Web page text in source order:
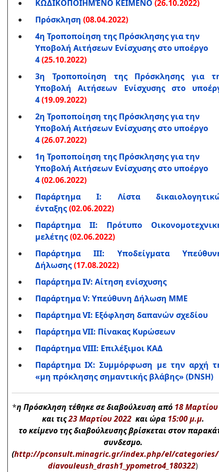
ΚΩΔΙΚΟΠΟΙΗΜΈΝΟ ΚΕΙΜΕΝΟ (26.10.2022)
Πρόσκληση (08.04.2022)
4η Τροποποίηση της Πρόσκλησης για την
Υποβολή Αιτήσεων Ενίσχυσης στο υποέργο
4(25.10.2022)
3η Τροποποίηση της Πρόσκλησης για
Υποβολή Αιτήσεων Ενίσχυσης στο
4(19.09.2022)
2η Τροποποίηση της Πρόσκλησης για την
Υποβολή Αιτήσεων Ενίσχυσης στο υποέργο
4(26.07.2022)
1η Τροποποίηση της Πρόσκλησης για την
Υποβολή Αιτήσεων Ενίσχυσης στο υποέργο
4(02.06.2022)
Παράρτημα Ι: Λίστα
ένταξης(02.06.2022)
Παράρτημα ΙΙ: Πρότυπο
μελέτης(02.06.2022)
Παράρτημα III: Υποδείγματα
Δήλωσης(17.08.2022)
Παράρτημα IV: Αίτηση ενίσχυσης
Παράρτημα V: Υπεύθυνη Δήλωση ΜΜΕ
Παράρτημα VI: Εξόφληση δαπανών σχεδίου
Παράρτημα VII: Πίνακας Κυρώσεων
Παράρτημα VIII: Επιλέξιμοι ΚΑΔ
Παράρτημα IX: Συμμόρφωση με την αρχή
«μη πρόκλησης σημαντικής βλάβης» (DNSH)
*η Πρόσκληση τέθηκε σε διαβούλευση από 18
και τις23 Μαρτίου 2022 και ώρα15:00 μ.μ.
το κείμενο της διαβούλευσης βρίσκεται στον
συνδεσμο.
(http://pconsult.minagric.gr/index.php/el/categories/
diavouleush_drash1_ypometro4_180322)